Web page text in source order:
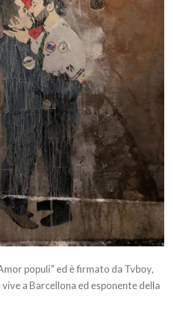
populi” ed è firmato da Tvboy,
a Barcellona ed esponente della